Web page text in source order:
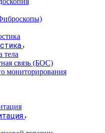
тела
связь (БОС)
мониторирования